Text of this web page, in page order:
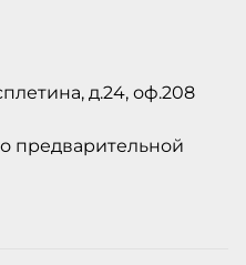
д.24, оф.208
предварительной